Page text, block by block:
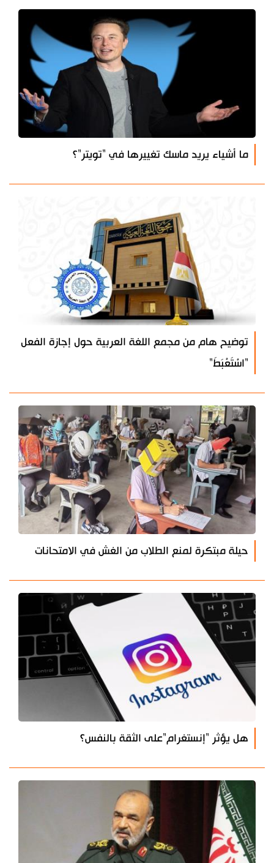
ما أشياء يريد ماسك تغييرها في "تويتر"؟
توضيح هام من مجمع اللغة العربية حول إجازة الفعل
"اسْتَعْبَطَ"
حيلة مبتكرة لمنع الطلاب من الغش في الامتحانات
هل يؤثر "إنستغرام"على الثقة بالنفس؟